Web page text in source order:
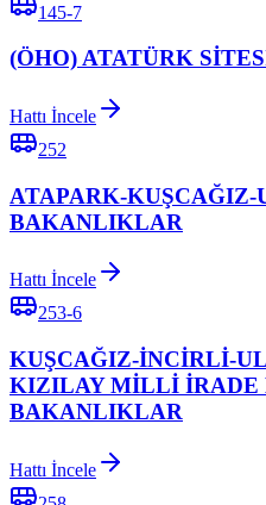
145-7
(ÖHO) ATATÜRK
Hattı İncele
252
ATAPARK-
BAKANLIKLAR
Hattı İncele
253-6
KUŞCAĞIZ-İNCİRLİ-
KIZILAY MİLLİ İRADE
BAKANLIKLAR
Hattı İncele